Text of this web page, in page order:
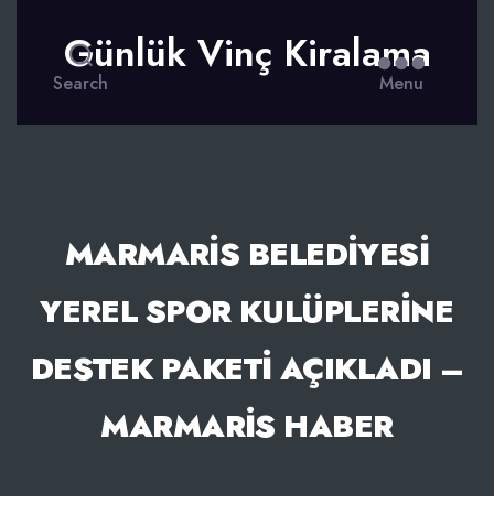
Search
Günlük Vinç Kiralama
Menu
MARMARIS BELEDIYESI
YEREL SPOR KULÜPLERINE
DESTEK PAKETI AÇIKLADI –
MARMARIS HABER